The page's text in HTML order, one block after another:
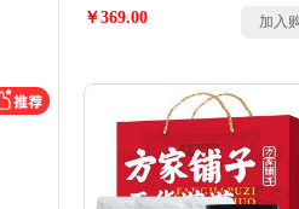
￥369.00 加入